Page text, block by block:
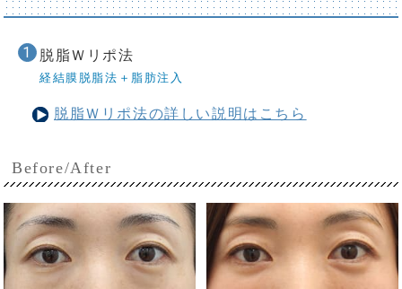
脱脂Ｗリポ法
経結膜脱脂法＋脂肪注入
脱脂Ｗリポ法の詳しい説明はこちら
Before/After